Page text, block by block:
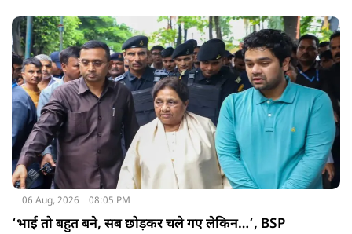
06 Aug, 2026 08:05 PM
‘भाई तो बहुत बने, सब छोड़कर चले गए लेकिन…’, BSP